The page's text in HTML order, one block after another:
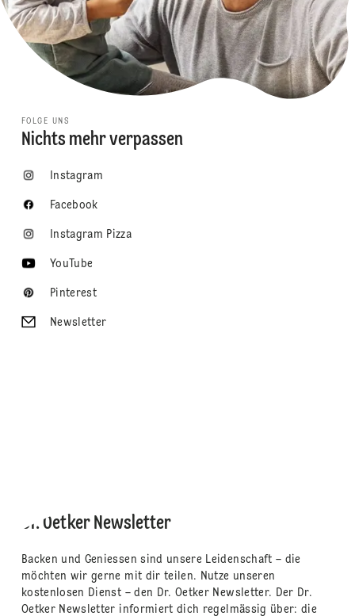
FOLGE UNS
Nichts mehr verpassen
Instagram
Facebook
Instagram Pizza
YouTube
Pinterest
Newsletter
Dr. Oetker Newsletter
Backen und Geniessen sind unsere Leidenschaft – die
möchten wir gerne mit dir teilen. Nutze unseren
kostenlosen Dienst – den Dr. Oetker Newsletter. Der Dr.
Oetker Newsletter informiert dich regelmässig über: die